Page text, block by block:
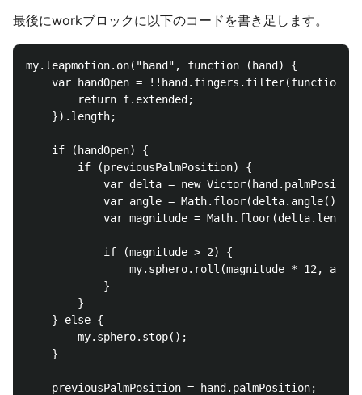
最後にworkブロックに以下のコードを書き足します。
my.leapmotion.on("hand", function (hand) {
var handOpen = !!hand.fingers.filter(function
        return f.extended;
    }).length;
    if (handOpen) {
        if (previousPalmPosition) {
var delta = new
var angle = Math.floor(delta.angle() *
var magnitude =
            if (magnitude > 2) {
my.sphero.roll(magnitude * 12,
            }
        }
    } else {
        my.sphero.stop();
    }
    previousPalmPosition = hand.palmPosition;